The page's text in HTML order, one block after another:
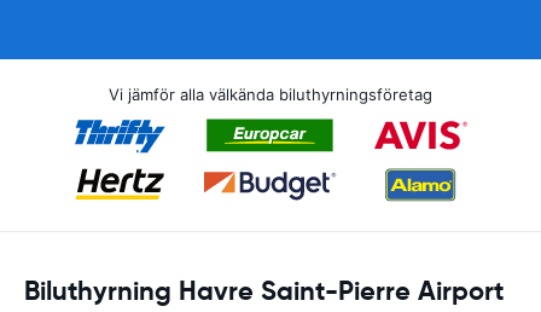
Vi jämför alla välkända biluthyrningsföretag
Biluthyrning Havre Saint-Pierre Airport